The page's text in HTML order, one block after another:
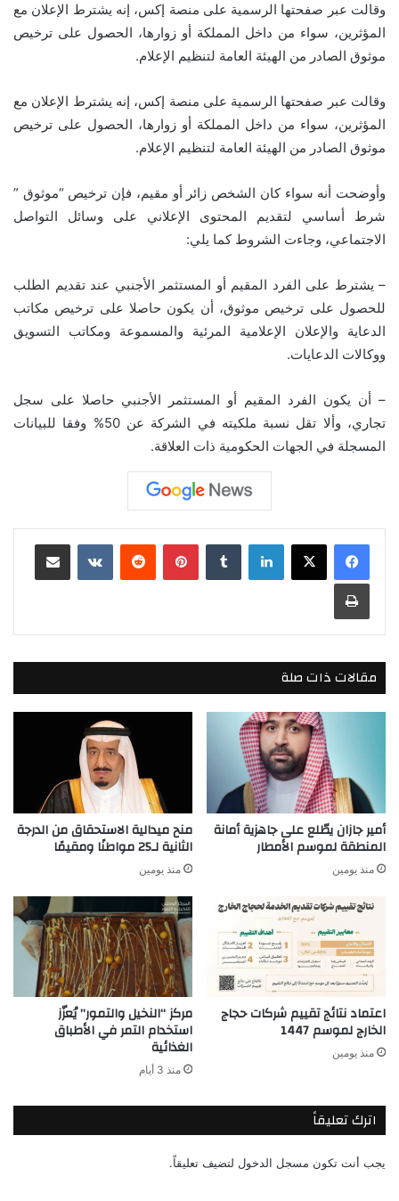
وقالت عبر صفحتها الرسمية على منصة إكس، إنه يشترط الإعلان مع
المؤثرين، سواء من داخل المملكة أو زوارها، الحصول على ترخيص
موثوق الصادر من الهيئة العامة لتنظيم الإعلام.
وقالت عبر صفحتها الرسمية على منصة إكس، إنه يشترط الإعلان مع
المؤثرين، سواء من داخل المملكة أو زوارها، الحصول على ترخيص
موثوق الصادر من الهيئة العامة لتنظيم الإعلام.
وأوضحت أنه سواء كان الشخص زائر أو مقيم، فإن ترخيص “موثوق ”
شرط أساسي لتقديم المحتوى الإعلاني على وسائل التواصل
الاجتماعي، وجاءت الشروط كما يلي:
– يشترط على الفرد المقيم أو المستثمر الأجنبي عند تقديم الطلب
للحصول على ترخيص موثوق، أن يكون حاصلا على ترخيص مكاتب
الدعاية والإعلان الإعلامية المرئية والمسموعة ومكاتب التسويق
ووكالات الدعايات.
– أن يكون الفرد المقيم أو المستثمر الأجنبي حاصلا على سجل
تجاري، وألا تقل نسبة ملكيته في الشركة عن 50% وفقا للبيانات
المسجلة في الجهات الحكومية ذات العلاقة.
لينكدإن بينتيريست مشاركة عبر البريد
طباعة
مقالات ذات صلة
أمير جازان يطّلع على جاهزية أمانة
المنطقة لموسم الأمطار
منذ يومين
منح ميدالية الاستحقاق من الدرجة
الثانية لـ25 مواطنًا ومقيمًا
منذ يومين
اعتماد نتائج تقييم شركات حجاج
الخارج لموسم 1447
منذ يومين
مركز “النخيل والتمور” يُعزّز
استخدام التمر في الأطباق
الغذائية
منذ 3 أيام
اترك تعليقاً
يجب أنت تكون مسجل الدخول لتضيف تعليقاً.